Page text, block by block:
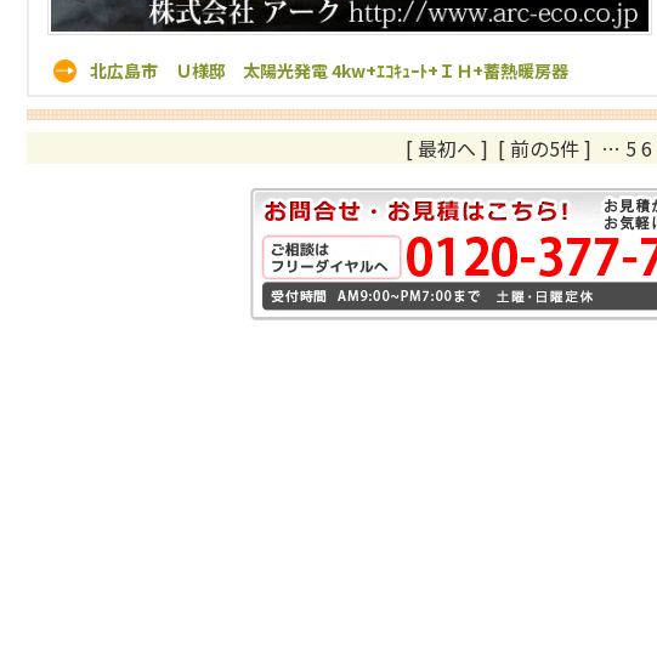
北広島市 Ｕ様邸 太陽光発電 4kw+ｴｺｷｭｰﾄ+ＩＨ+蓄熱暖房器
[ 最初へ ] [ 前の5件 ] … 5 6